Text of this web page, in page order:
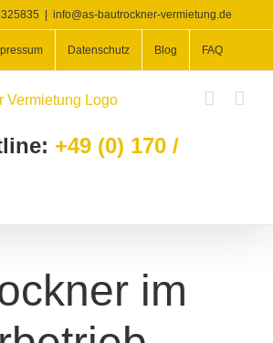
info@as-bautrockner-vermietung.de
Datenschutz Blog FAQ
+49 (0) 170 /
im